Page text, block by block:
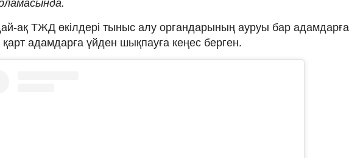
ақ ТЖД өкілдері тыныс алу органдарының ауруы бар адамдарға
адамдарға үйден шықпауға кеңес берген.